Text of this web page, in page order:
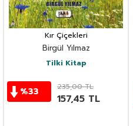
Kır Çiçekleri
Birgül Yılmaz
Tilki Kitap
%33 235,00TL
157,45 TL